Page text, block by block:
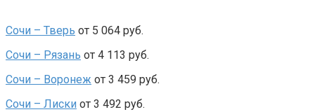
Сочи – Тверь от 5 064 руб.
Сочи – Рязань от 4 113 руб.
Сочи – Воронеж от 3 459 руб.
Сочи – Лиски от 3 492 руб.